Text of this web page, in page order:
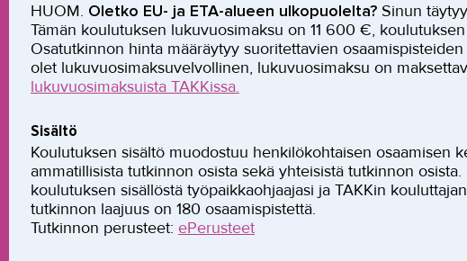
HUOM. Oletko EU- ja ETA-alueen ulkopuolelta? Sinun
Tämän koulutuksen lukuvuosimaksu on 11 600 €,
Osatutkinnon hinta määräytyy suoritettavien
olet lukuvuosimaksuvelvollinen, lukuvuosimaksu on
lukuvuosimaksuista TAKKissa.
Sisältö
Koulutuksen sisältö muodostuu henkilökohtaisen osaamisen
ammatillisista tutkinnon osista sekä yhteisistä tutkinnon
koulutuksen sisällöstä työpaikkaohjaajasi ja TAKKin
tutkinnon laajuus on 180 osaamispistettä.
Tutkinnon perusteet: ePerusteet